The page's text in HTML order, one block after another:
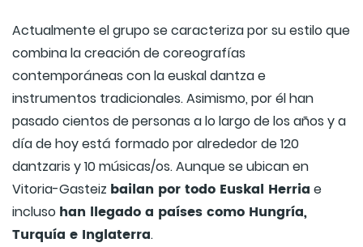
Actualmente el grupo se caracteriza por su estilo que
combina la creación de coreografías
contemporáneas con la euskal dantza e
instrumentos tradicionales. Asimismo, por él han
pasado cientos de personas a lo largo de los años y a
día de hoy está formado por alrededor de 120
dantzaris y 10 músicas/os. Aunque se ubican en
Vitoria-Gasteiz bailan por todo Euskal Herria e
incluso han llegado a países como Hungría,
Turquía e Inglaterra.